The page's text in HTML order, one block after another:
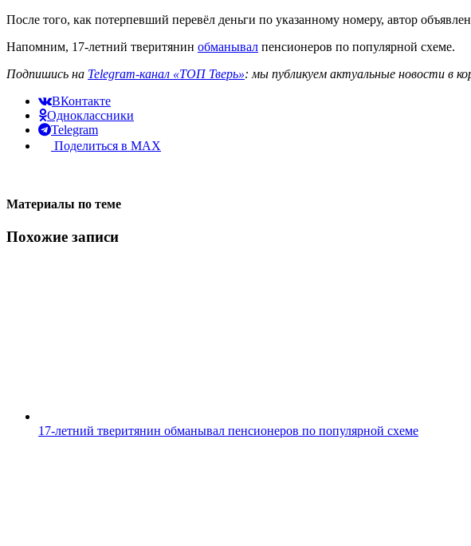
После того, как потерпевший перевёл деньги по указанному номеру, автор
Напомним, 17-летний тверитянин обманывал пенсионеров по популярной схеме.
Подпишись на Telegram-канал «ТОП Тверь»: мы публикуем актуальные новости в
ВКонтакте
Одноклассники
Telegram
Поделиться в MAX
Материалы по теме
Похожие записи
17-летний тверитянин обманывал пенсионеров по популярной схеме